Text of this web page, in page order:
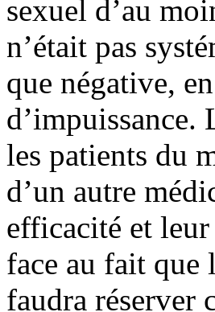
sexuel d’au
n’était pas
que négative,
d’impuissance.
les patients du
d’un autre
efficacité et
face au fait que
faudra réserver